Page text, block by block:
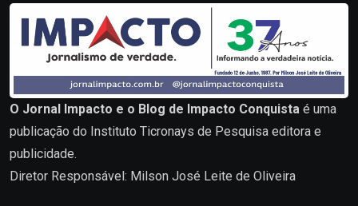
O Jornal Impacto e o Blog de Impacto Conquista é uma
publicação do Instituto Ticronays de Pesquisa editora e
publicidade.
Diretor Responsável: Milson José Leite de Oliveira